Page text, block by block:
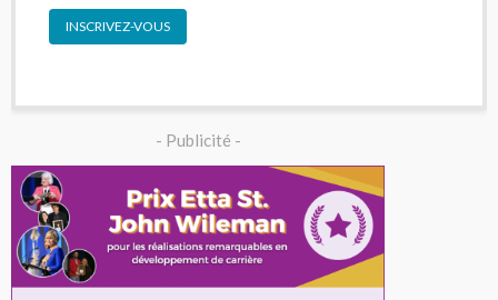
INSCRIVEZ-VOUS
- Publicité -